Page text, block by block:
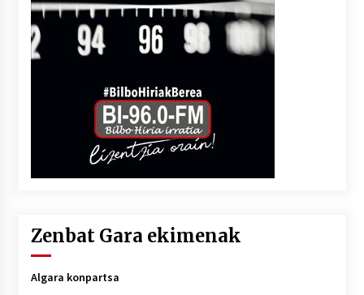
Zenbat Gara ekimenak
Algara konpartsa